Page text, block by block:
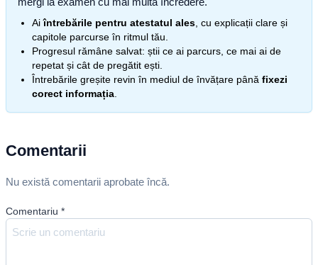
Aiîntrebările pentru atestatul ales , cu explicații clare și
capitole parcurse în ritmul tău.
Progresul rămâne salvat: știi ce ai parcurs, ce mai ai de
repetat și cât de pregătit ești.
Întrebările greșite revin în mediul de învățare până fixezi
corect informația
Comentarii
Nu există comentarii aprobate încă.
Comentariu *